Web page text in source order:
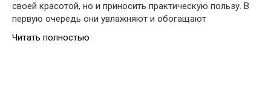
своей красотой, но и приносить практическую пользу. В
первую очередь они увлажняют и обогащают
Читать полностью